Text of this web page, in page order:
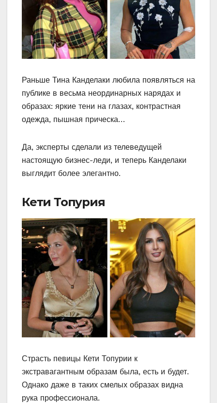
Раньше Тина Канделаки любила появляться на
публике в весьма неординарных нарядах и
образах: яркие тени на глазах, контрастная
одежда, пышная прическа…
Да, эксперты сделали из телеведущей
настоящую бизнес-леди, и теперь Канделаки
выглядит более элегантно.
Кети Топурия
Страсть певицы Кети Топурии к
экстравагантным образам была, есть и будет.
Однако даже в таких смелых образах видна
рука профессионала.